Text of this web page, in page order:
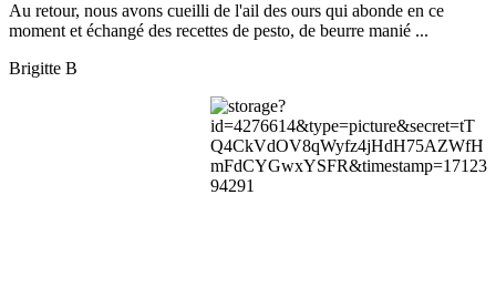
Au retour, nous avons cueilli de l'ail des ours qui abonde en ce
moment et échangé des recettes de pesto, de beurre manié ...
Brigitte B